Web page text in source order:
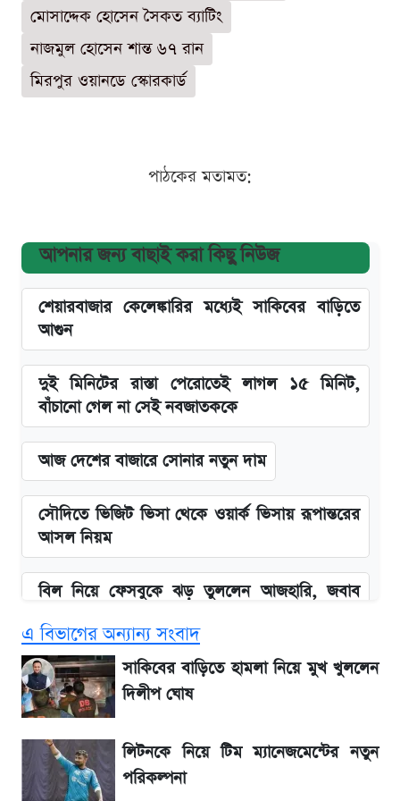
মোসাদ্দেক হোসেন সৈকত ব্যাটিং
নাজমুল হোসেন শান্ত ৬৭ রান
মিরপুর ওয়ানডে স্কোরকার্ড
পাঠকের মতামত:
আপনার জন্য বাছাই করা কিছু নিউজ
শেয়ারবাজার কেলেঙ্কারির মধ্যেই সাকিবের বাড়িতে
আগুন
দুই মিনিটের রাস্তা পেরোতেই লাগল ১৫ মিনিট,
বাঁচানো গেল না সেই নবজাতককে
আজ দেশের বাজারে সোনার নতুন দাম
সৌদিতে ভিজিট ভিসা থেকে ওয়ার্ক ভিসায় রূপান্তরের
আসল নিয়ম
বিল নিয়ে ফেসবুকে ঝড় তুললেন আজহারি, জবাব
আগামী ৪ দিনের আবহাওয়া নিয়ে বড় সতর্কবার্তা
বাংলাদেশ নিয়ে যা বললেন সজীব ওয়াজেদ জয়
লিটনকে নিয়ে টিম ম্যানেজমেন্টের নতুন পরিকল্পনা
এ বিভাগের অন্যান্য সংবাদ
সাকিবের বাড়িতে হামলা নিয়ে মুখ খুললেন
দিলীপ ঘোষ
লিটনকে নিয়ে টিম ম্যানেজমেন্টের নতুন
পরিকল্পনা